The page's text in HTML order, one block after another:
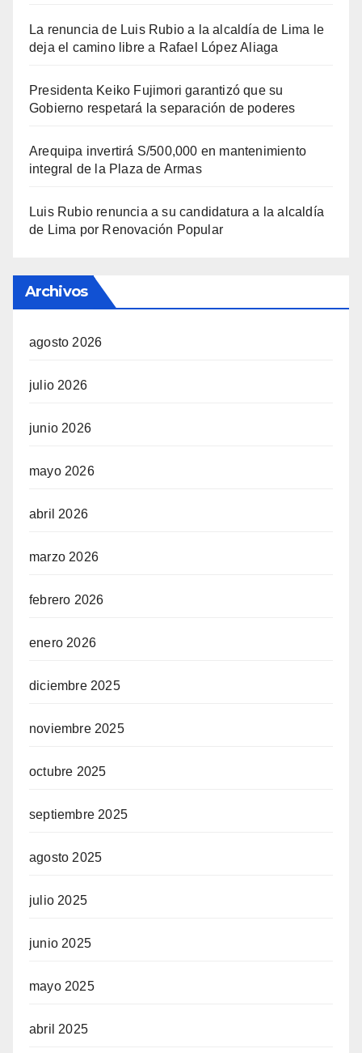
La renuncia de Luis Rubio a la alcaldía de Lima le
deja el camino libre a Rafael López Aliaga
Presidenta Keiko Fujimori garantizó que su
Gobierno respetará la separación de poderes
Arequipa invertirá S/500,000 en mantenimiento
integral de la Plaza de Armas
Luis Rubio renuncia a su candidatura a la alcaldía
de Lima por Renovación Popular
Archivos
agosto 2026
julio 2026
junio 2026
mayo 2026
abril 2026
marzo 2026
febrero 2026
enero 2026
diciembre 2025
noviembre 2025
octubre 2025
septiembre 2025
agosto 2025
julio 2025
junio 2025
mayo 2025
abril 2025